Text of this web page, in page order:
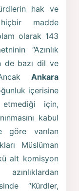
hak ve
madde
olarak 143
“Azınlık
de bazı dil ve
Ankara
içerisine
için,
kabul
göre varılan
Müslüman
alt komisyon
“Kürdler,